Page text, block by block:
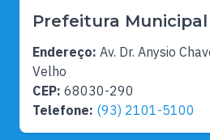
Prefeitura
Endereço: Av. Dr. Anysio
Velho
CEP: 68030-290
Telefone: (93) 2101-5100